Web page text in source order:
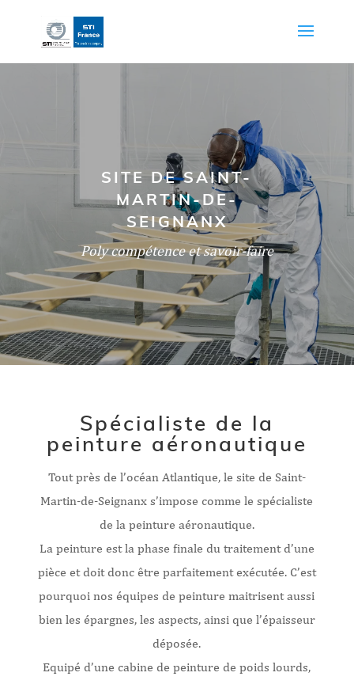
SITE DE SAINT-
MARTIN-DE-
SEIGNANX
Poly compétence et savoir-faire
Spécialiste de la
peinture aéronautique
Tout près de l’océan Atlantique, le site de Saint-
Martin-de-Seignanx s’impose comme le spécialiste
de la peinture aéronautique.
La peinture est la phase finale du traitement d’une
pièce et doit donc être parfaitement exécutée. C’est
pourquoi nos équipes de peinture maitrisent aussi
bien les épargnes, les aspects, ainsi que l’épaisseur
déposée.
Equipé d’une cabine de peinture de poids lourds,